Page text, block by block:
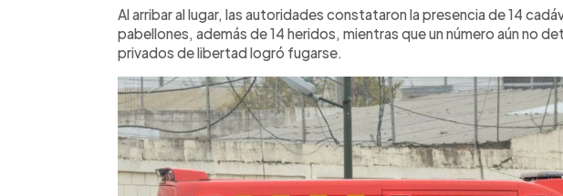
Al arribar al lugar, las autoridades constataron la presencia de 14
pabellones, además de 14 heridos, mientras que un número aún no
privados de libertad logró fugarse.